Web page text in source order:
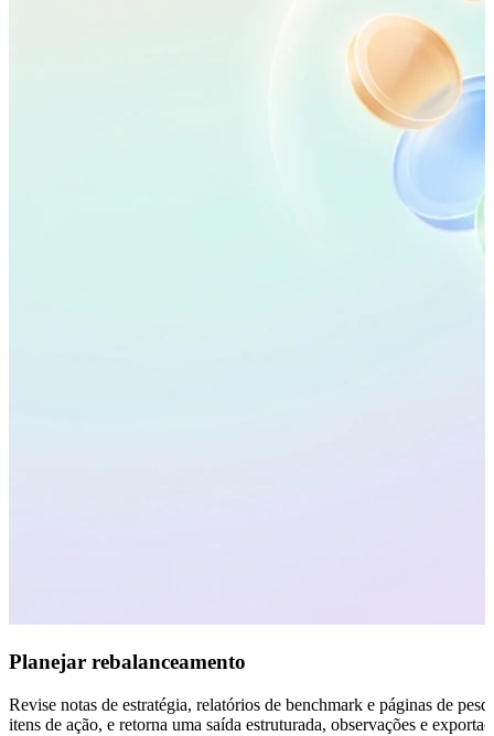
Planejar rebalanceamento
Revise notas de estratégia, relatórios de benchmark e páginas de
itens de ação, e retorna uma saída estruturada, observações e